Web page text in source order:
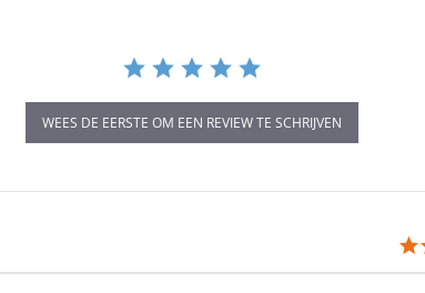
WEES DE EERSTE OM EEN REVIEW TE SCHRIJVEN